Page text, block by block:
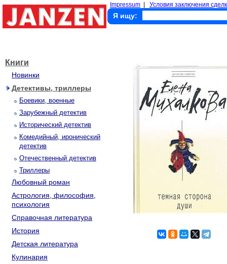
Impressum Условия заключения
Я ищу:
Книги
Новинки
Детективы, триллеры
Боевики, военные
Зарубежный детектив
Исторический детектив
Комедийный, иронический
детектив
Отечественный детектив
Триллеры
Любовный роман
Астрология, философия,
психология
Справочная литература
История
Детская литература
Кулинария